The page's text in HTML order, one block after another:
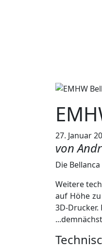
27. Januar
von
Die
Weitere
auf Höhe
3D-